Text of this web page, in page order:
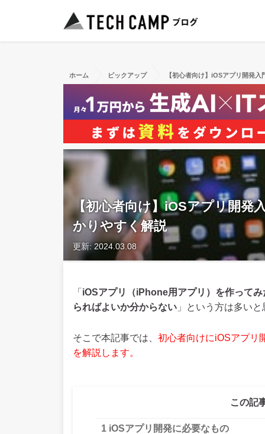
ホーム ピックアップ 【初心者向け】iOSアプリ開発
【初心者向け】iOSアプリ開発
かりやすく解説
更新: 2024.03.08
「 iOSアプリ（iPhone用アプリ）を作って
らればよいか分からない 」という方は多い
そこで本記事では、 初心者向けにiOSアプリ
を解説します。
この記
1 iOSアプリ開発に必要なもの